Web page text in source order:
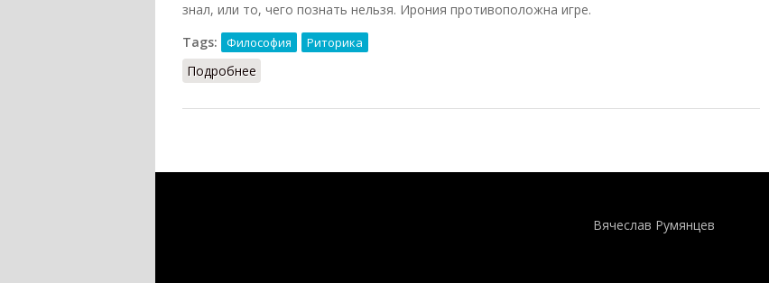
знал, или то, чего познать нельзя. Ирония противоположна игре.
Tags:
Философия Риторика
Подробнее
Вячеслав Румянцев